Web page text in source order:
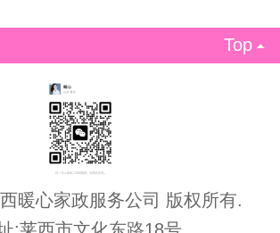
Top
暖心家政服务公司 版权所有.